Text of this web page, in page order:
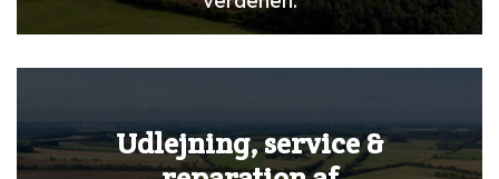
Udlejning, service &